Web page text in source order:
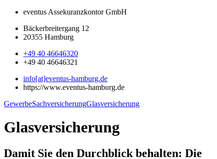
eventus Assekuranzkontor GmbH
Bäckerbreitergang 12
20355 Hamburg
+49 40 46646320
+49 40 46646321
info[at]eventus-hamburg.de
https://www.eventus-hamburg.de
GewerbeSachversicherungGlasversicherung
Glasversicherung
Damit Sie den Durchblick behalten: Die